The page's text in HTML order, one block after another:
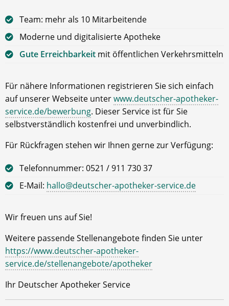
Team: mehr als 10 Mitarbeitende
Moderne und digitalisierte Apotheke
Gute Erreichbarkeit mit öffentlichen Verkehrsmitteln
Für nähere Informationen registrieren Sie sich einfach
auf unserer Webseite unterwww.deutscher-apotheker-
service.de/bewerbung. Dieser Service ist für Sie
selbstverständlich kostenfrei und unverbindlich.
Für Rückfragen stehen wir Ihnen gerne zur Verfügung:
Telefonnummer: 0521 / 911 730 37
E-Mail: hallo@deutscher-apotheker-service.de
Wir freuen uns auf Sie!
Weitere passende Stellenangebote finden Sie unter
https://www.deutscher-apotheker-
service.de/stellenangebote/apotheker
Ihr Deutscher Apotheker Service